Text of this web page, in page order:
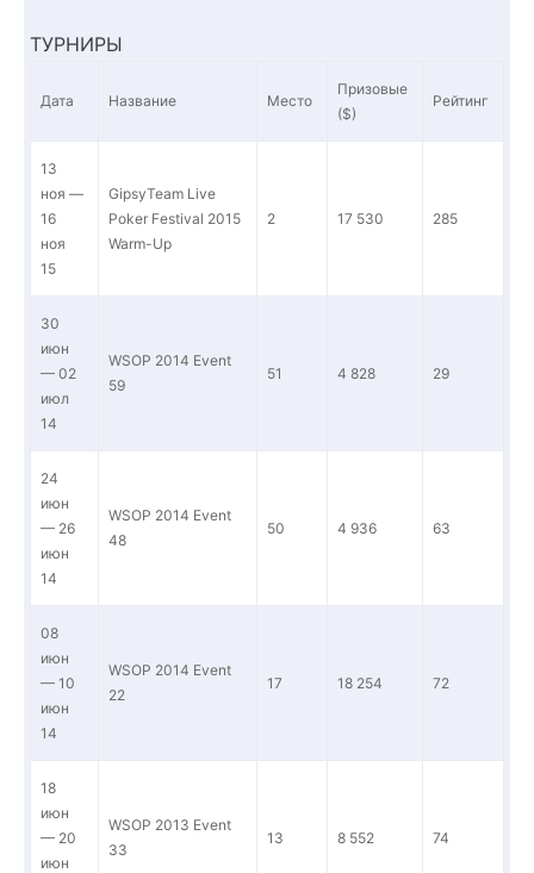
ТУРНИРЫ
Дата Название Место
Призовые
($)
Рейтинг
13
ноя —
16
ноя
15
GipsyTeam Live
Poker Festival 2015
Warm-Up
2 17 530 285
30
июн
— 02
июл
14
WSOP 2014 Event
59
51 4 828 29
24
июн
— 26
июн
14
WSOP 2014 Event
48
50 4 936 63
08
июн
— 10
июн
14
WSOP 2014 Event
22
17 18 254 72
18
июн
— 20
июн
WSOP 2013 Event
33
13 8 552 74